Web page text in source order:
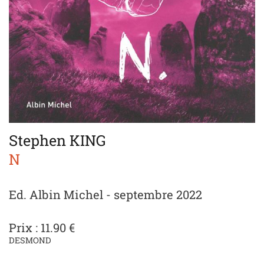
Stephen KING
N
Ed. Albin Michel - septembre 2022
Prix : 11.90 €
DESMOND